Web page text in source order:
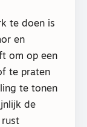
te doen is
en
om op een
te praten
te tonen
de
rust